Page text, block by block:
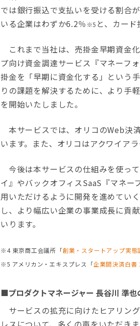
では銀行振込で支払いを受ける割合
いる企業はわずか6.2％ ※5 と、カード
これまで当社は、売掛金早期資金
プ向け資金調達サービス『マネーフ
掛金を「早期に資金化する」という
りの課題を解決するために、より手
を開始いたしました。
本サービスでは、オリコのWeb決
います。また、オリコはアクワイア
今後は本サービスの仕組みを使っ
イ』やバックオフィスSaaS『マネ
用いただけるように開発を進めてい
し、より幅広い企業の事業成長に貢
いります。
※4 東京商工会議所「創業・スタートアップ実態
※5 アメリカン・エキスプレス「企業間決済白書
■プロダクトマネージャー 長谷川 準也
サービスの拡充に向けたヒアリン